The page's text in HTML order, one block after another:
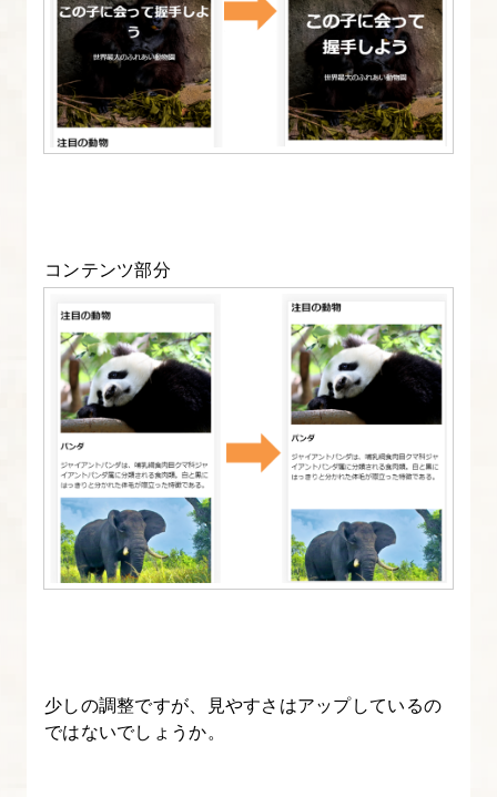
コンテンツ部分
少しの調整ですが、見やすさはアップしているの
ではないでしょうか。